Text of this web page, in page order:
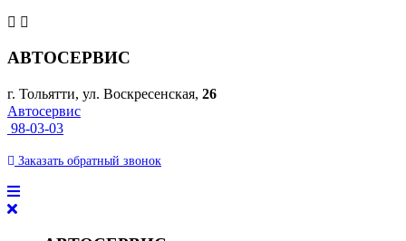
АВТОСЕРВИС
г. Тольятти, ул. Воскресенская, 26
Автосервис
98-03-03
Заказать обратный звонок